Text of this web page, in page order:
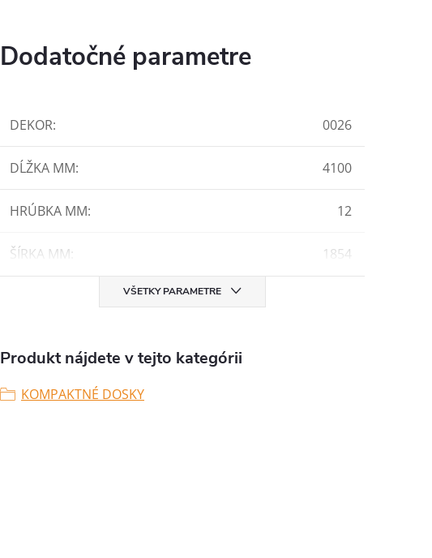
Dodatočné parametre
DEKOR: 0026
DĹŽKA MM: 4100
HRÚBKA MM: 12
ŠÍRKA MM: 1854
VŠETKY PARAMETRE
Produkt nájdete v tejto kategórii
KOMPAKTNÉ DOSKY